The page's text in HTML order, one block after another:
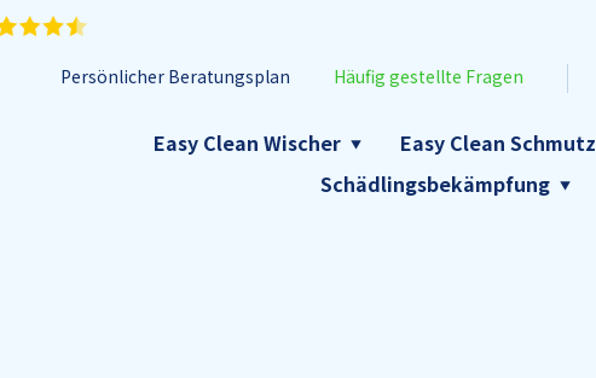
Persönlicher Beratungsplan Häufig gestellte Fragen
Easy Clean Wischer Easy Clean
Schädlingsbekämpfung